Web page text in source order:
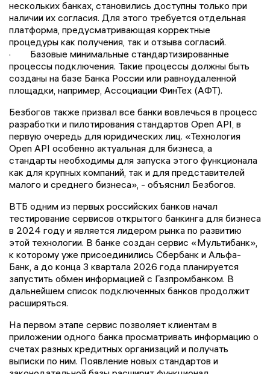
нескольких банках, становились доступны только при
наличии их согласия. Для этого требуется отдельная
платформа, предусматривающая корректные
процедуры как получения, так и отзыва согласий.
· Базовые минимальные стандартизированные
процессы подключения. Такие процессы должны быть
созданы на базе Банка России или равноудаленной
площадки, например, Ассоциации ФинТех (АФТ).
Безбогов также призвал все банки вовлечься в процесс
разработки и пилотирования стандартов Open API, в
первую очередь для юридических лиц. «Технология
Open API особенно актуальная для бизнеса, а
стандарты необходимы для запуска этого функционала
как для крупных компаний, так и для представителей
малого и среднего бизнеса», - объяснил Безбогов.
ВТБ одним из первых российских банков начал
тестирование сервисов открытого банкинга для бизнеса
в 2024 году и является лидером рынка по развитию
этой технологии. В банке создан сервис «Мультибанк»,
к которому уже присоединились Сбербанк и Альфа-
Банк, а до конца 3 квартала 2026 года планируется
запустить обмен информацией с Газпромбанком. В
дальнейшем список подключенных банков продолжит
расширяться.
На первом этапе сервис позволяет клиентам в
приложении одного банка просматривать информацию о
счетах разных кредитных организаций и получать
выписки по ним. Появление новых стандартов и